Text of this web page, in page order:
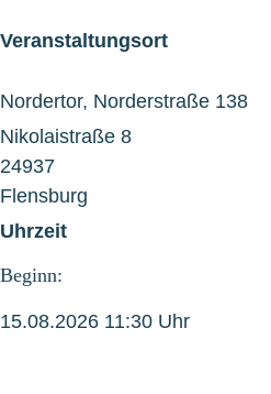
Veranstaltungsort
Nordertor, Norderstraße 138
Nikolaistraße 8
24937
Flensburg
Uhrzeit
Beginn:
15.08.2026 11:30 Uhr